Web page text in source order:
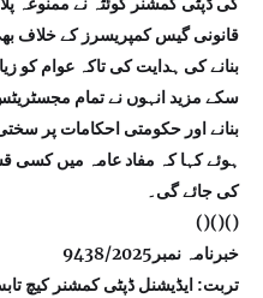
قانونی گیس کمپریسرز کے خلاف بھی
بنانے کی ہدایت کی تاکہ عوام کو
سکے مزید انہوں نے تمام
بنانے اور حکومتی احکامات پر
ہوئے کہا کہ مفاد عامہ میں
کی جائے گی۔
()()()
خبرنامہ نمبر9438/2025
تربت: ایڈیشنل ڈپٹی کمشنر کیچ